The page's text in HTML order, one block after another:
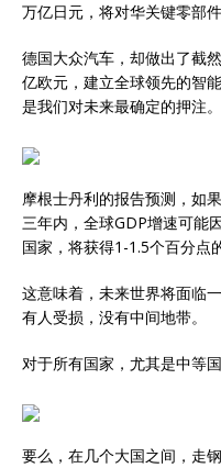
万亿日元，将对华关键零部
德国大众汽车，却做出了截
亿欧元，建立全球领先的智
是我们对未来最确定的押注
摩根士丹利的报告预测，如
三年内，全球GDP增速可能
国家，将获得1-1.5个百分点
这意味着，未来世界将面临
有人受损，没有中间地带。
对于所有国家，尤其是中等
要么，在几个大国之间，走